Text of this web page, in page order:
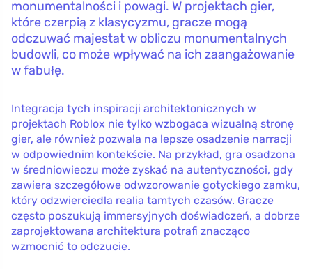
monumentalności i powagi. W projektach gier,
które czerpią z klasycyzmu, gracze mogą
odczuwać majestat w obliczu monumentalnych
budowli, co może wpływać na ich zaangażowanie
w fabułę.
Integracja tych inspiracji architektonicznych w
projektach Roblox nie tylko wzbogaca wizualną stronę
gier, ale również pozwala na lepsze osadzenie narracji
w odpowiednim kontekście. Na przykład, gra osadzona
w średniowieczu może zyskać na autentyczności, gdy
zawiera szczegółowe odwzorowanie gotyckiego zamku,
który odzwierciedla realia tamtych czasów. Gracze
często poszukują immersyjnych doświadczeń, a dobrze
zaprojektowana architektura potrafi znacząco
wzmocnić to odczucie.